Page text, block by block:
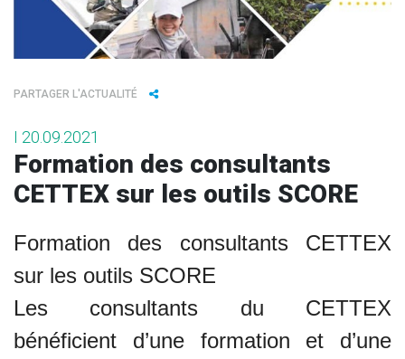
PARTAGER L'ACTUALITÉ
I 20.09.2021
Formation des consultants
CETTEX sur les outils SCORE
Formation des consultants CETTEX
sur les outils SCORE
Les consultants du CETTEX
bénéficient d’une formation et d’une